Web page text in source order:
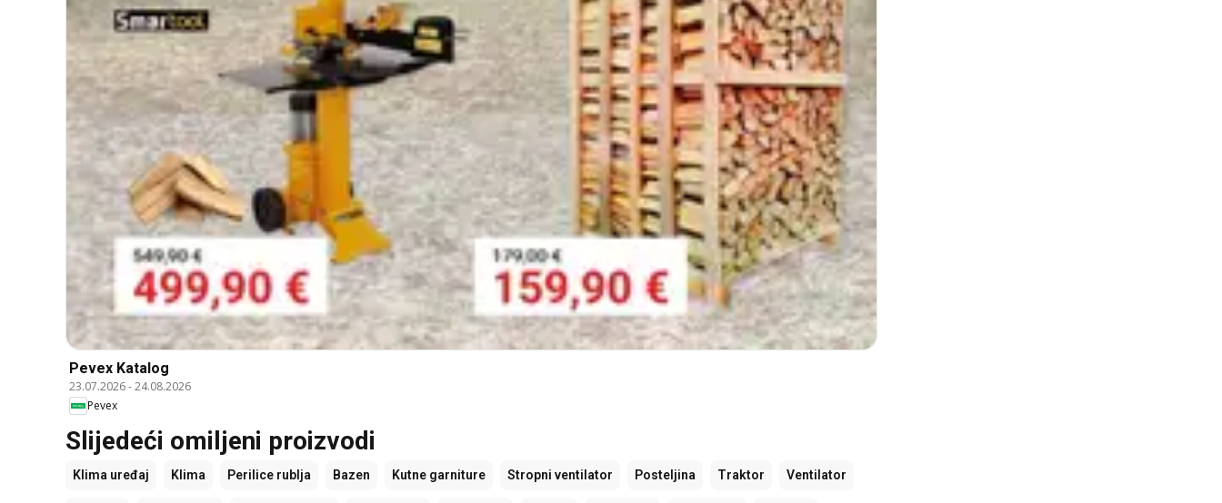
Pevex Katalog
23.07.2026-24.08.2026
Pevex
Slijedeći omiljeni proizvodi
Klima uređaj Klima Perilice rublja Bazen Kutne garniture Stropni ventilator Posteljina Traktor Ventilator